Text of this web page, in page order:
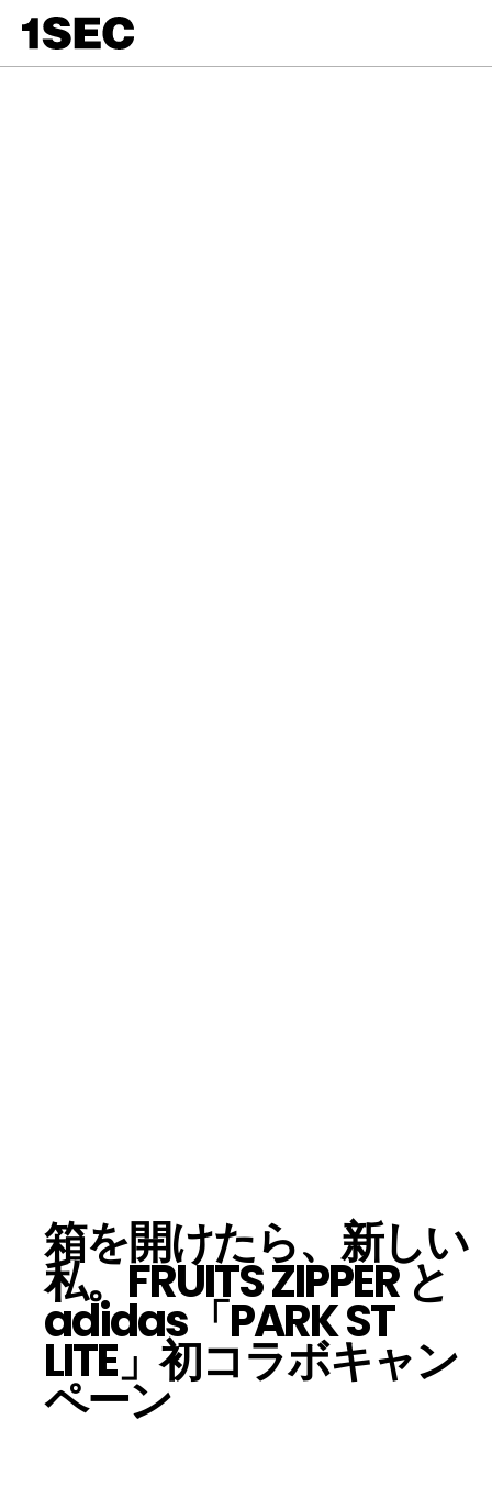
箱を開けたら、新しい
私。FRUITS ZIPPER と
adidas「PARK ST
LITE」初コラボキャン
ペーン